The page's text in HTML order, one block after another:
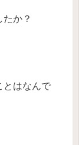
か？
とはなんで